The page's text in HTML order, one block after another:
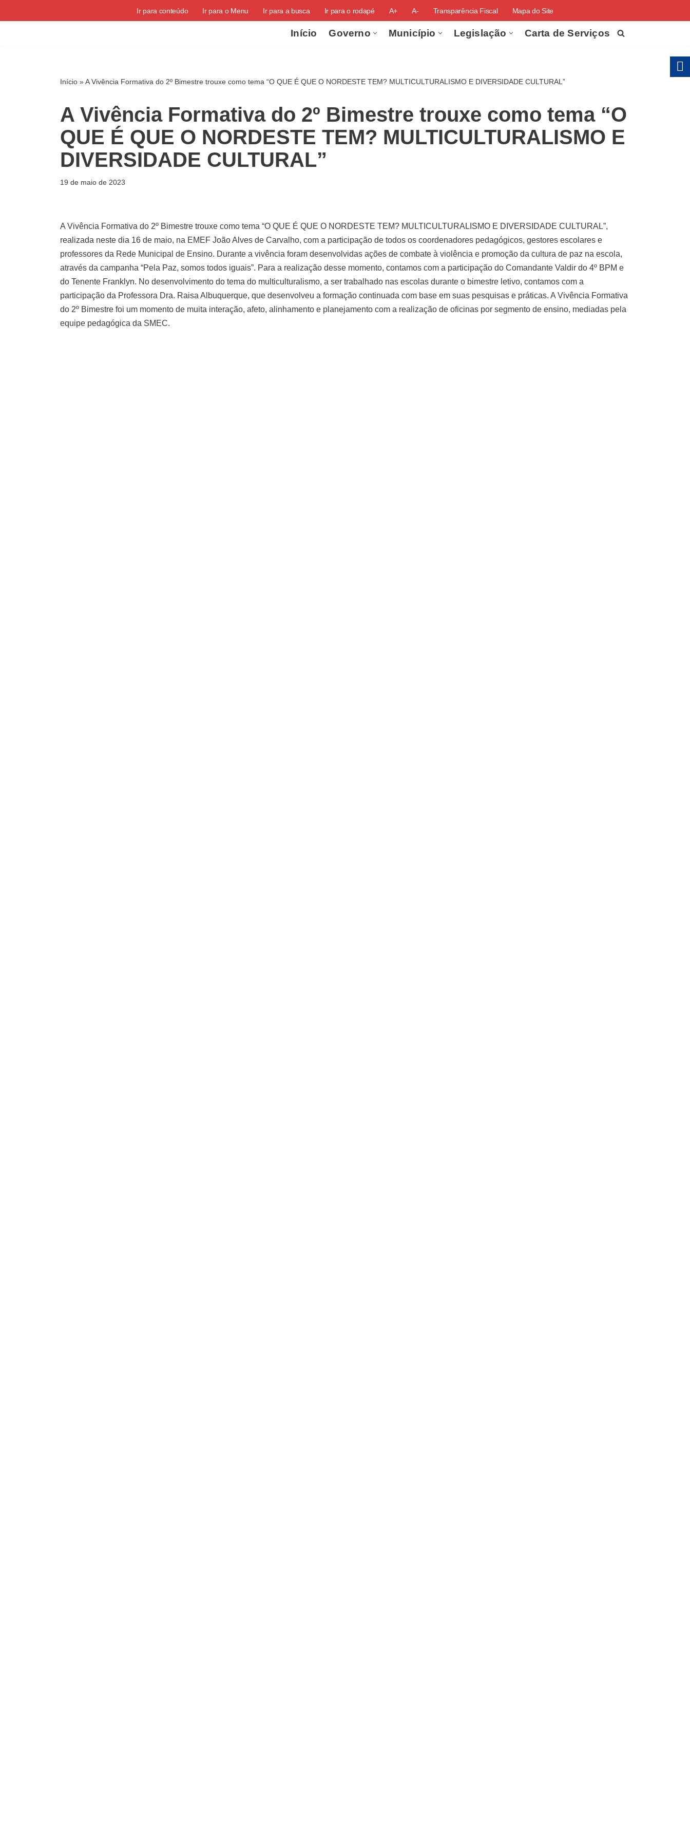
Ir para conteúdo Ir para o Menu Ir para a busca Ir para o rodapé A+ A- Transparência Fiscal Mapa do Site
Início Governo Município Legislação Carta de Serviços
Início »A Vivência Formativa do 2º Bimestre trouxe como tema “O QUE É QUE O NORDESTE TEM? MULTICULTURALISMO E DIVERSIDADE CULTURAL”
A Vivência Formativa do 2º Bimestre trouxe como tema “O
QUE É QUE O NORDESTE TEM? MULTICULTURALISMO E
DIVERSIDADE CULTURAL”
19 de maio de 2023
A Vivência Formativa do 2º Bimestre trouxe como tema “O QUE É QUE O NORDESTE TEM? MULTICULTURALISMO E DIVERSIDADE CULTURAL”,
realizada neste dia 16 de maio, na EMEF João Alves de Carvalho, com a participação de todos os coordenadores pedagógicos, gestores escolares e
professores da Rede Municipal de Ensino. Durante a vivência foram desenvolvidas ações de combate à violência e promoção da cultura de paz na escola,
através da campanha “Pela Paz, somos todos iguais”. Para a realização desse momento, contamos com a participação do Comandante Valdir do 4º BPM e
do Tenente Franklyn. No desenvolvimento do tema do multiculturalismo, a ser trabalhado nas escolas durante o bimestre letivo, contamos com a
participação da Professora Dra. Raisa Albuquerque, que desenvolveu a formação continuada com base em suas pesquisas e práticas. A Vivência Formativa
do 2º Bimestre foi um momento de muita interação, afeto, alinhamento e planejamento com a realização de oficinas por segmento de ensino, mediadas pela
equipe pedagógica da SMEC.